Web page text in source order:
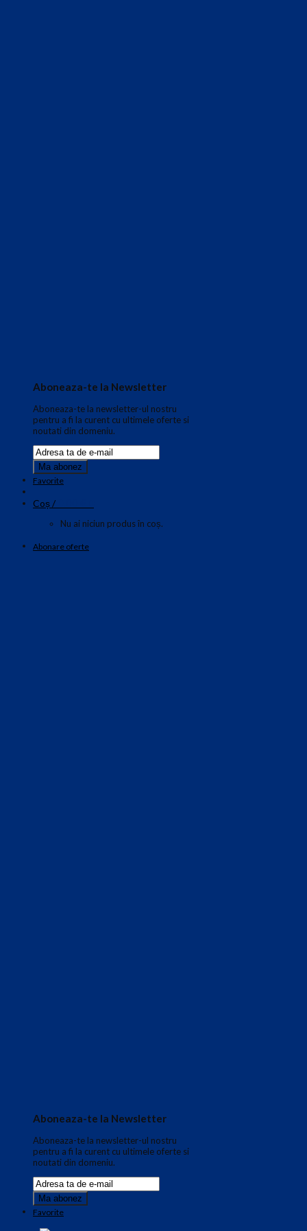
Aboneaza-te la Newsletter
Aboneaza-te la newsletter-ul nostru
pentru a fi la curent cu ultimele oferte si
noutati din domeniu.
Favorite
Coș /
Nu ai niciun produs în coș.
Abonare oferte
Aboneaza-te la Newsletter
Aboneaza-te la newsletter-ul nostru
pentru a fi la curent cu ultimele oferte si
noutati din domeniu.
Favorite